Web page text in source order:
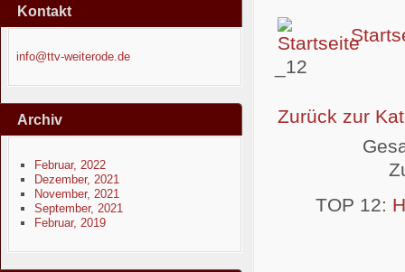
Kontakt
info@ttv-weiterode.de
Archiv
Februar, 2022
Dezember, 2021
November, 2021
September, 2021
Februar, 2019
_12
Zurück zur
TOP 12: